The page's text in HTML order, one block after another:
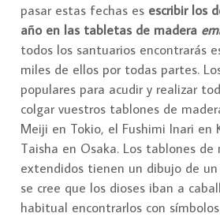
pasar estas fechas es escribir los
año en las tabletas de madera
todos los santuarios encontrarás
miles de ellos por todas partes.
populares para acudir y realizar
colgar vuestros tablones de
Meiji en Tokio, el Fushimi Inari en
Taisha en Osaka. Los tablones de
extendidos tienen un dibujo de
se cree que los dioses iban a
habitual encontrarlos con